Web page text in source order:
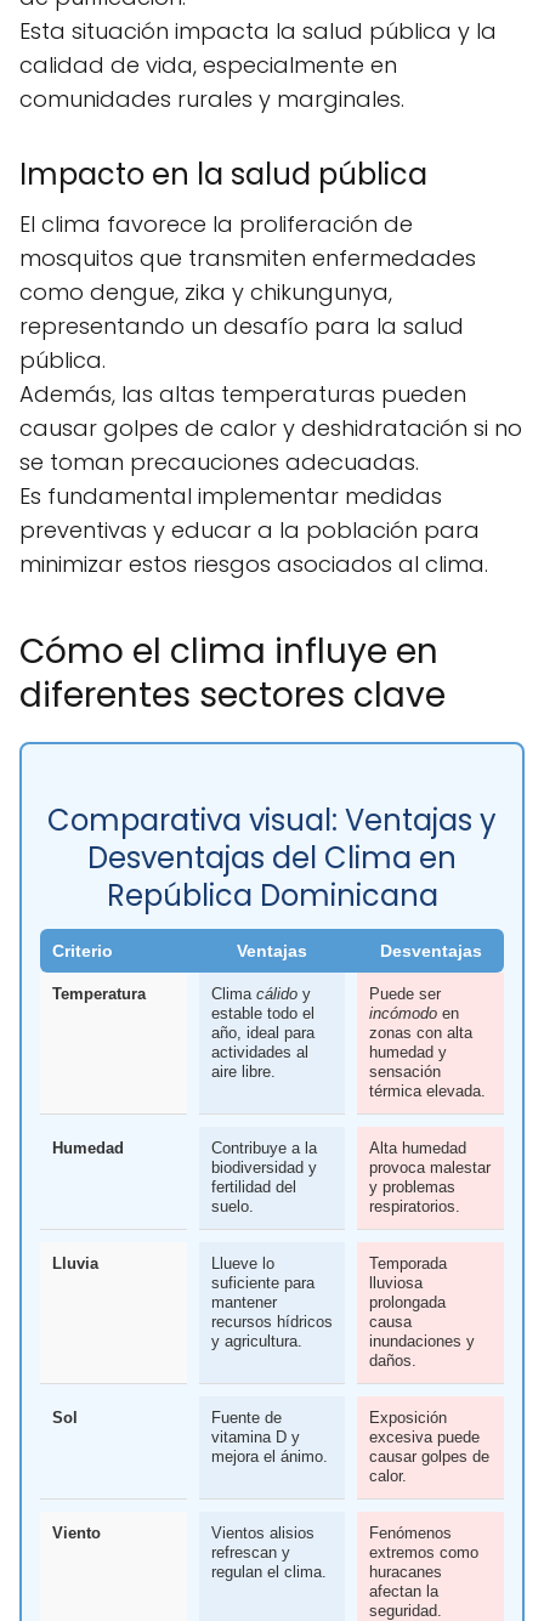
Esta situación impacta la salud pública y la
calidad de vida, especialmente en
comunidades rurales y marginales.
Impacto en la salud pública
El clima favorece la proliferación de
mosquitos que transmiten enfermedades
como dengue, zika y chikungunya,
representando un desafío para la salud
pública.
Además, las altas temperaturas pueden
causar golpes de calor y deshidratación si no
se toman precauciones adecuadas.
Es fundamental implementar medidas
preventivas y educar a la población para
minimizar estos riesgos asociados al clima.
Cómo el clima influye en
diferentes sectores clave
Comparativa visual: Ventajas y
Desventajas del Clima en
República Dominicana
Criterio Ventajas Desventajas
Temperatura Clima cálidoy
estable todo el
año, ideal para
actividades al
aire libre.
Puede ser
incómodo en
zonas con alta
humedad y
sensación
térmica elevada.
Humedad
Contribuye a la
biodiversidad y
fertilidad del
suelo.
Alta humedad
provoca malestar
y problemas
respiratorios.
Lluvia
Llueve lo
suficiente para
mantener
recursos hídricos
y agricultura.
Temporada
lluviosa
prolongada
causa
inundaciones y
daños.
Sol
Fuente de
vitamina D y
mejora el ánimo.
Exposición
excesiva puede
causar golpes de
calor.
Viento
Vientos alisios
refrescan y
regulan el clima.
Fenómenos
extremos como
huracanes
afectan la
seguridad.